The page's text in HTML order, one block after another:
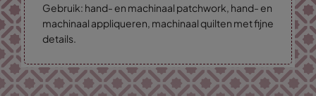
Gebruik: hand- en machinaal patchwork, hand- en
machinaal appliqueren, machinaal quilten met fijne
details.